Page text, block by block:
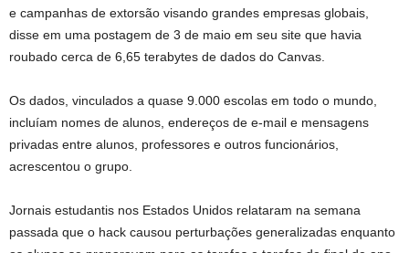
e campanhas de extorsão visando grandes empresas globais,
disse em uma postagem de 3 de maio em seu site que havia
roubado cerca de 6,65 terabytes de dados do Canvas.
Os dados, vinculados a quase 9.000 escolas em todo o mundo,
incluíam nomes de alunos, endereços de e-mail e mensagens
privadas entre alunos, professores e outros funcionários,
acrescentou o grupo.
Jornais estudantis nos Estados Unidos relataram na semana
passada que o hack causou perturbações generalizadas enquanto